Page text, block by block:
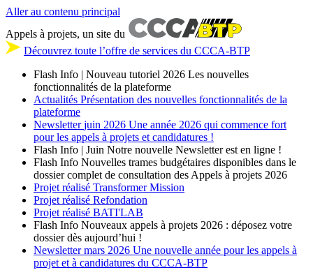
Aller au contenu principal
Appels à projets, un site du
Découvrez toute l’offre de services du CCCA-BTP
Flash Info | Nouveau tutoriel 2026 Les nouvelles
fonctionnalités de la plateforme
Actualités Présentation des nouvelles fonctionnalités de la
plateforme
Newsletter juin 2026 Une année 2026 qui commence fort
pour les appels à projets et candidatures !
Flash Info | Juin Notre nouvelle Newsletter est en ligne !
Flash Info Nouvelles trames budgétaires disponibles dans le
dossier complet de consultation des Appels à projets 2026
Projet réalisé Transformer Mission
Projet réalisé Refondation
Projet réalisé BATI'LAB
Flash Info Nouveaux appels à projets 2026 : déposez votre
dossier dès aujourd’hui !
Newsletter mars 2026 Une nouvelle année pour les appels à
projet et à candidatures du CCCA-BTP